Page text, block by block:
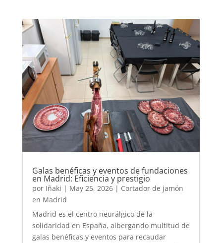
Galas benéficas y eventos de fundaciones
en Madrid: Eficiencia y prestigio
por Iñaki | May 25, 2026| Cortador de jamón
en Madrid
Madrid es el centro neurálgico de la
solidaridad en España, albergando multitud de
galas benéficas y eventos para recaudar